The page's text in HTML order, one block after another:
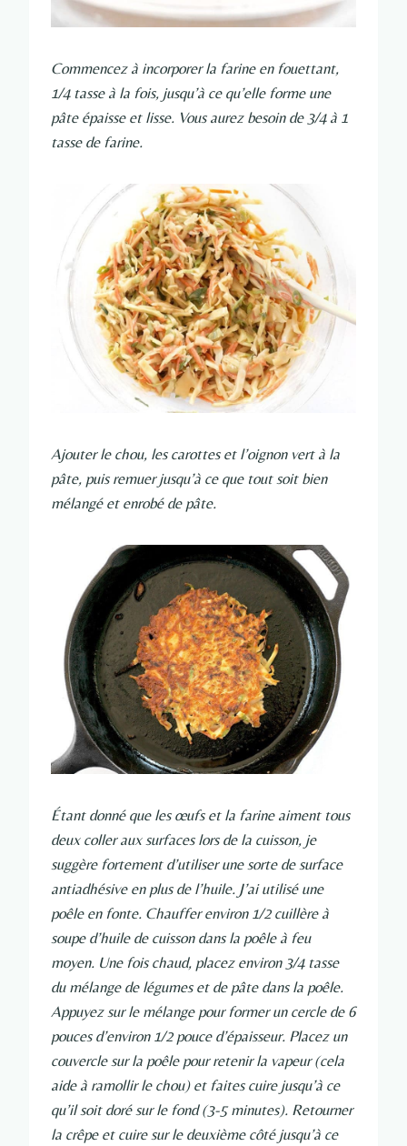
Commencez à incorporer la farine en fouettant,
1/4 tasse à la fois, jusqu’à ce qu’elle forme une
pâte épaisse et lisse. Vous aurez besoin de 3/4 à 1
tasse de farine.
Ajouter le chou, les carottes et l’oignon vert à la
pâte, puis remuer jusqu’à ce que tout soit bien
mélangé et enrobé de pâte.
Étant donné que les œufs et la farine aiment tous
deux coller aux surfaces lors de la cuisson, je
suggère fortement d’utiliser une sorte de surface
antiadhésive en plus de l’huile. J’ai utilisé une
poêle en fonte. Chauffer environ 1/2 cuillère à
soupe d’huile de cuisson dans la poêle à feu
moyen. Une fois chaud, placez environ 3/4 tasse
du mélange de légumes et de pâte dans la poêle.
Appuyez sur le mélange pour former un cercle de 6
pouces d’environ 1/2 pouce d’épaisseur. Placez un
couvercle sur la poêle pour retenir la vapeur (cela
aide à ramollir le chou) et faites cuire jusqu’à ce
qu’il soit doré sur le fond (3-5 minutes). Retourner
la crêpe et cuire sur le deuxième côté jusqu’à ce